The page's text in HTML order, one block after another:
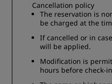
Cancellation policy
The reservation is
be charged at the
If cancelled or in
will be applied.
Modification is
hours before check-